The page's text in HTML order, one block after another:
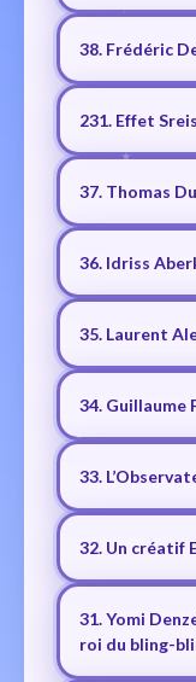
38. Frédéric
231. Effet
37. Thomas
36. Idriss
35. Laurent
34. Guillaume
33.
32. Un créatif
31. Yomi
roi du bling-